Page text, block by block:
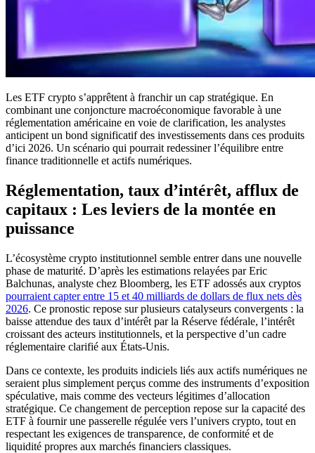
Les ETF crypto s’apprêtent à franchir un cap stratégique. En
combinant une conjoncture macroéconomique favorable à une
réglementation américaine en voie de clarification, les analystes
anticipent un bond significatif des investissements dans ces produits
d’ici 2026. Un scénario qui pourrait redessiner l’équilibre entre
finance traditionnelle et actifs numériques.
Réglementation, taux d’intérêt, afflux de
capitaux : Les leviers de la montée en
puissance
L’écosystème crypto institutionnel semble entrer dans une nouvelle
phase de maturité. D’après les estimations relayées par Eric
Balchunas, analyste chez Bloomberg, les ETF adossés aux cryptos
pourraient capter entre 15 et 40 milliards de dollars de flux nets dès
2026. Ce pronostic repose sur plusieurs catalyseurs convergents : la
baisse attendue des taux d’intérêt par la Réserve fédérale, l’intérêt
croissant des acteurs institutionnels, et la perspective d’un cadre
réglementaire clarifié aux États-Unis.
Dans ce contexte, les produits indiciels liés aux actifs numériques ne
seraient plus simplement perçus comme des instruments d’exposition
spéculative, mais comme des vecteurs légitimes d’allocation
stratégique. Ce changement de perception repose sur la capacité des
ETF à fournir une passerelle régulée vers l’univers crypto, tout en
respectant les exigences de transparence, de conformité et de
liquidité propres aux marchés financiers classiques.